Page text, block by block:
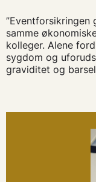
samme
kolleger. Alene
sygdom og
graviditet og